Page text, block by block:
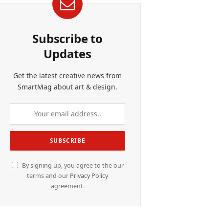
Subscribe to
Updates
Get the latest creative news from
SmartMag about art & design.
By signing up, you agree to the our
terms and our Privacy Policy
agreement.